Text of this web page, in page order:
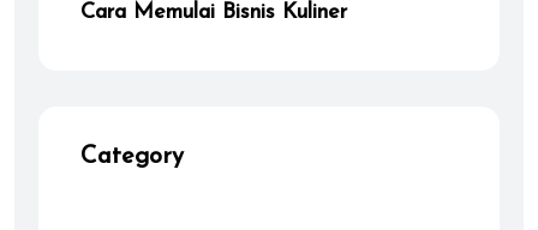
Cara Memulai Bisnis Kuliner
Category